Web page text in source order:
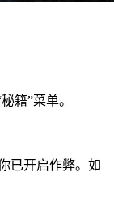
籍”菜单。
已开启作弊。如